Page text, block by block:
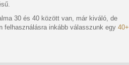
30 és 40 között van, már kiváló, de
felhasználásra inkább válasszunk egy 40+